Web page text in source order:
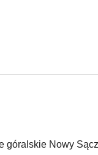
góralskie Nowy